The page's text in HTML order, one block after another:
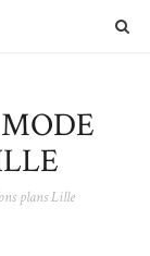
plans Lille